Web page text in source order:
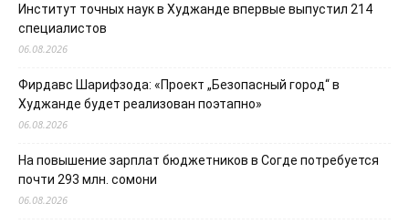
Институт точных наук в Худжанде впервые выпустил 214
специалистов
06.08.2026
Фирдавс Шарифзода: «Проект „Безопасный город“ в
Худжанде будет реализован поэтапно»
06.08.2026
На повышение зарплат бюджетников в Согде потребуется
почти 293 млн. сомони
06.08.2026